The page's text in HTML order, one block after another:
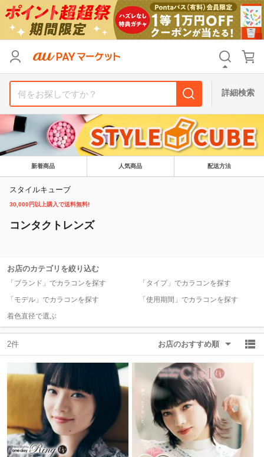
詳細検索
新着商品 人気商品 配送方法
スタイルキューブ
30,000円以上購入で送料無料!
コンタクトレンズ
お店のカテゴリを絞り込む
「ブランド」でカラコンを探す
「タイプ」でカラコンを探す
「モデル」でカラコンを探す
「使用期間」でカラコンを探す
着色直径で選ぶ
2件 お店のおすすめ順
支払い方法
その他の条件
送料無料
Pontaパス特典対象すべて
除外ワード
リセット
支払い方法
その他の条件
送料無料
Pontaパス特典対象すべて
除外ワード